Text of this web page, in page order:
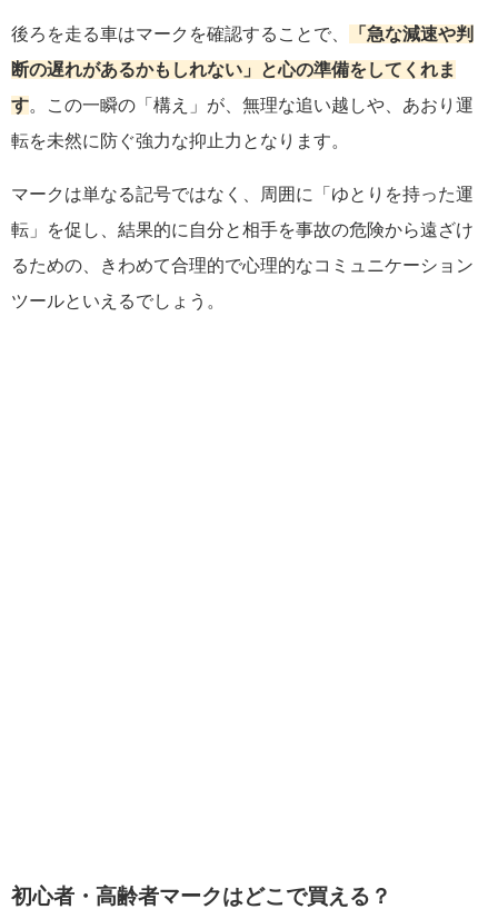
後ろを走る車はマークを確認することで、
「急な減速や判
断の遅れがあるかもしれない」と心の準備をしてくれま
す。この一瞬の「構え」が、無理な追い越しや、あおり運
転を未然に防ぐ強力な抑止力となります。
マークは単なる記号ではなく、周囲に「ゆとりを持った運
転」を促し、結果的に自分と相手を事故の危険から遠ざけ
るための、きわめて合理的で心理的なコミュニケーション
ツールといえるでしょう。
初心者・高齢者マークはどこで買える？